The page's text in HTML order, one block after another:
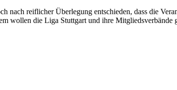
nach reiflicher Überlegung entschieden, dass die
wollen die Liga Stuttgart und ihre